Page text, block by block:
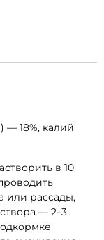
— 18%, калий
в 10
или рассады,
— 2–3